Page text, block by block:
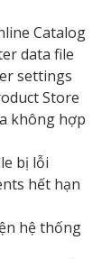
Catalog
data file
settings
Store
không hợp
bị lỗi
hết hạn
hệ thống